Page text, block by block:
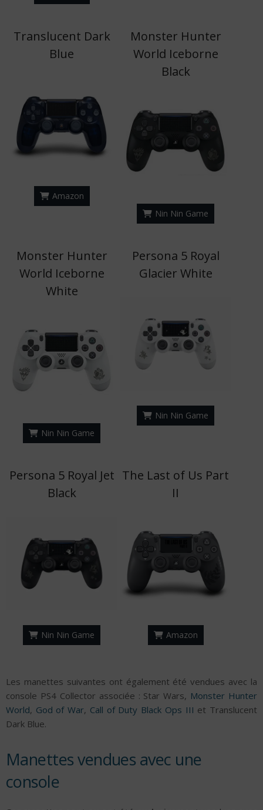
Translucent Dark
Blue
Amazon
Monster Hunter
World Iceborne
Black
Nin Nin Game
Monster Hunter
World Iceborne
White
Nin Nin Game
Persona 5 Royal
Glacier White
Nin Nin Game
Persona 5 Royal Jet
Black
Nin Nin Game
The Last of Us Part
II
Amazon
Les manettes suivantes ont également été vendues avec la
console PS4 Collector associée : Star Wars, Monster Hunter
World, God of War, Call of Duty Black Ops III et Translucent
Dark Blue.
Manettes vendues avec une
console